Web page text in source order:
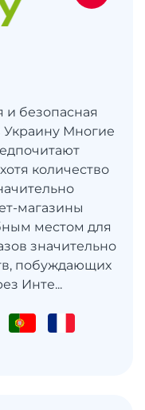
и безопасная
Украину Многие
количество
магазины
местом для
значительно
побуждающих
Инте...